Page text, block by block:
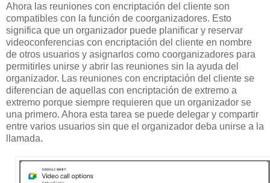
Ahora las reuniones con encriptación del cliente son
compatibles con la función de coorganizadores. Esto
significa que un organizador puede planificar y reservar
videoconferencias con encriptación del cliente en nombre
de otros usuarios y asignarlos como coorganizadores para
permitirles unirse y abrir las reuniones sin la ayuda del
organizador. Las reuniones con encriptación del cliente se
diferencian de aquellas con encriptación de extremo a
extremo porque siempre requieren que un organizador se
una primero. Ahora esta tarea se puede delegar y compartir
entre varios usuarios sin que el organizador deba unirse a la
llamada.